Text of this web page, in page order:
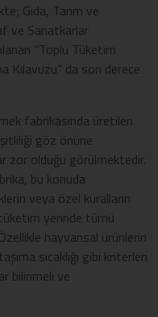
Gıda, Tarım ve
ve Sanatkarlar
“Toplu Tüketim
Kılavuzu” da son derece
fabrikasında üretilen
göz önüne
zor olduğu görülmektedir.
bu konuda
veya özel kuralların
yerinde tümü
hayvansal ürünlerin
sıcaklığı gibi kriterleri
bilinmeli ve